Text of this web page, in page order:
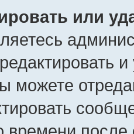
или
можете